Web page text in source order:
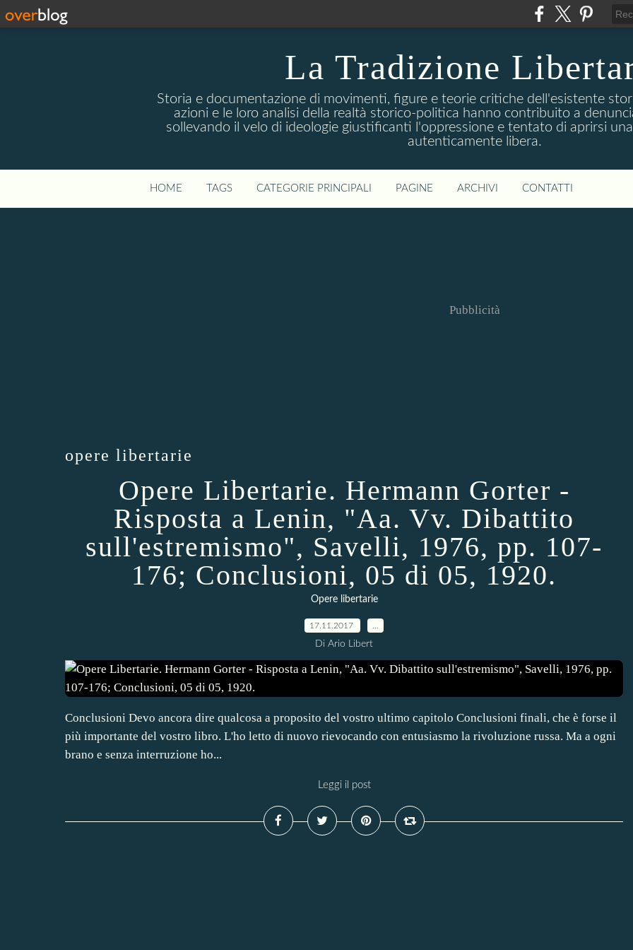
La Tradizione
Storia e documentazione di movimenti, figure e teorie critiche dell'esistente
azioni e le loro analisi della realtà storico-politica hanno contribuito a
sollevando il velo di ideologie giustificanti l'oppressione e tentato di aprirsi
autenticamente libera.
HOME TAGS CATEGORIE PRINCIPALI PAGINE ARCHIVI CONTATTI
Pubblicità
opere libertarie
Opere Libertarie. Hermann Gorter -
Risposta a Lenin, "Aa. Vv. Dibattito
sull'estremismo", Savelli, 1976, pp. 107-
176; Conclusioni, 05 di 05, 1920.
Opere libertarie
17.11.2017
Di Ario Libert
Conclusioni Devo ancora dire qualcosa a proposito del vostro ultimo capitolo Conclusioni finali, che è forse il
più importante del vostro libro. L'ho letto di nuovo rievocando con entusiasmo la rivoluzione russa. Ma a ogni
brano e senza interruzione ho...
Leggi il post